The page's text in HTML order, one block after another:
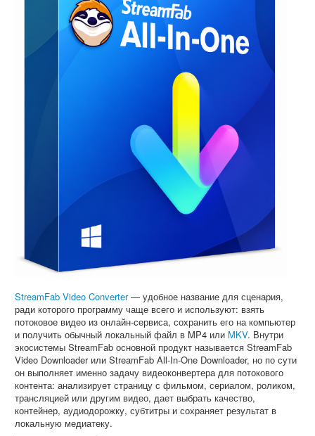
StreamFab Video Converter— удобное название для сценария,
ради которого программу чаще всего и используют: взять
потоковое видео из онлайн-сервиса, сохранить его на компьютер
и получить обычный локальный файл в MP4 или MKV. Внутри
экосистемы StreamFab основной продукт называется StreamFab
Video Downloader или StreamFab All-In-One Downloader, но по сути
он выполняет именно задачу видеоконвертера для потокового
контента: анализирует страницу с фильмом, сериалом, роликом,
трансляцией или другим видео, дает выбрать качество,
контейнер, аудиодорожку, субтитры и сохраняет результат в
локальную медиатеку.